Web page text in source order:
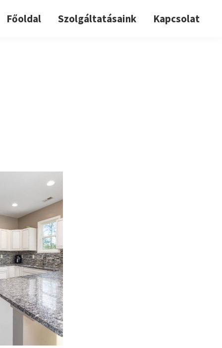
Főoldal Szolgáltatásaink Kapcsolat